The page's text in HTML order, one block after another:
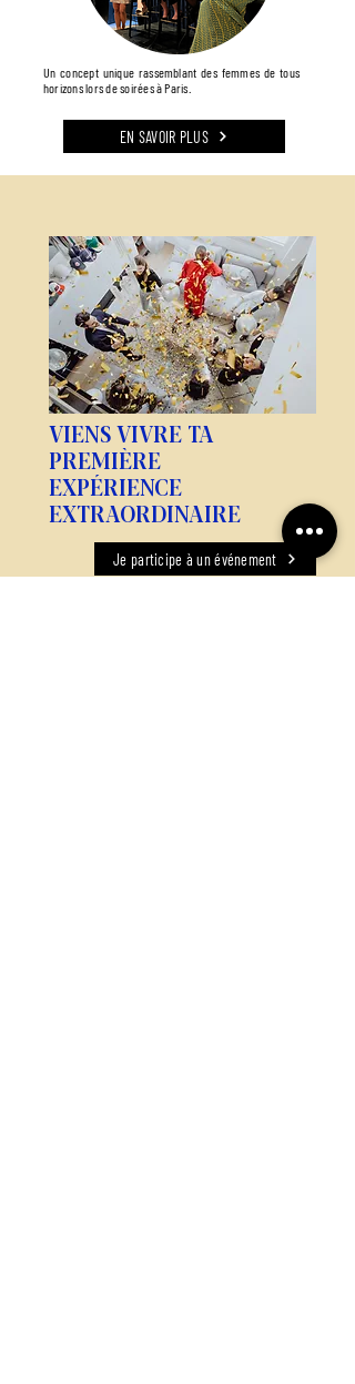
Un concept unique rassemblant des femmes de tous
horizons lors de soirées à Paris.
EN SAVOIR PLUS
VIENS VIVRE TA
PREMIÈRE
EXPÉRIENCE
EXTRAORDINAIRE
Je participe à un événement